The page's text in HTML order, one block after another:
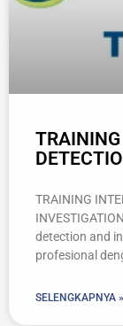
TRAINING
detection and
profesional
SELENGKAPNYA »